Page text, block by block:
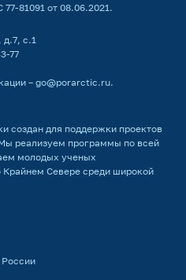
81091 от 08.06.2021.
с.1
77
– go@porarctic.ru.
создан для поддержки проектов
реализуем программы по всей
молодых ученых
Севере среди широкой
России